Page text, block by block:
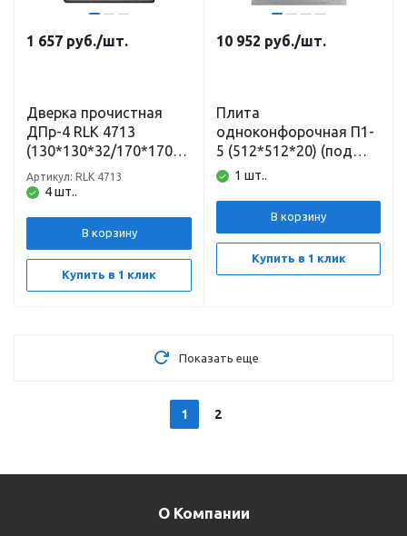
1 657 руб./шт.
Дверка прочистная
ДПр-4 RLK 4713
(130*130*32/170*170*7
2) неокрашенная
Рубцовск
4 шт..
Артикул: RLK 4713
В корзину
Купить в 1 клик
10 952 руб./шт.
Плита
одноконфорочная П1-
5 (512*512*20) (под
казан 8-10л)
1 шт..
В корзину
Купить в 1 клик
Показать еще
1 2
О Компании